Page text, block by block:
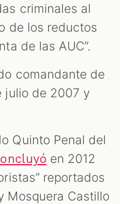
criminales al
de los reductos
de las AUC”.
comandante de
julio de 2007 y
Quinto Penal del
en 2012
reportados
Mosquera Castillo